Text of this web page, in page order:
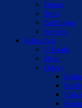
Fitness
Tenis
Badminton
Bowling
Reštaurácia
U Jakuba
Menu
Oslavy